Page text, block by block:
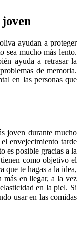
ayudan a proteger
sea mucho más lento.
ayuda a retrasar la
de memoria.
en las personas que
joven durante mucho
envejecimiento tarde
es posible gracias a la
como objetivo el
que te hagas a la idea,
más en llegar, a la vez
en la piel. Si
usar en las comidas